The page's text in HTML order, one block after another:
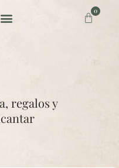
0
Carrito
regalos y